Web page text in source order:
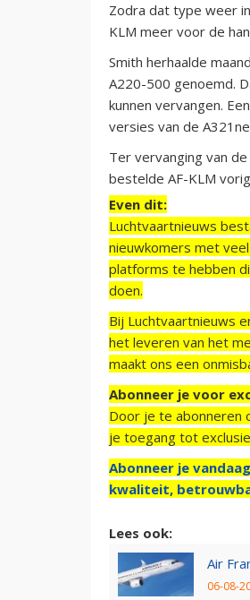
Zodra dat type weer
KLM meer voor de
Smith herhaalde
A220-500 genoemd.
kunnen vervangen.
versies van de
Ter vervanging van
bestelde AF-KLM
Even dit:
Luchtvaartnieuws
nieuwkomers met
platforms te hebben
doen.
Bij Luchtvaartnieuws
het leveren van het
maakt ons een
Abonneer je voor
Door je te abonneren
je toegang tot
Abonneer je
kwaliteit,
Lees ook:
Air
06-08-